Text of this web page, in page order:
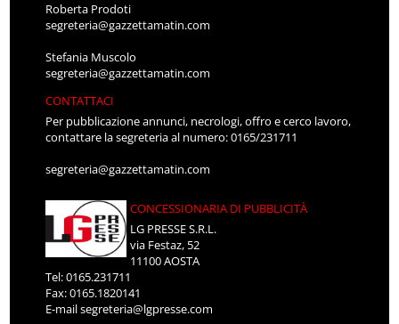
Roberta Prodoti
segreteria@gazzettamatin.com
Stefania Muscolo
segreteria@gazzettamatin.com
CONTATTACI
Per pubblicazione annunci, necrologi, offro e cerco lavoro,
contattare la segreteria al numero: 0165/231711
segreteria@gazzettamatin.com
CONCESSIONARIA DI PUBBLICITÀ
LG PRESSE S.R.L.
via Festaz, 52
11100 AOSTA
Tel: 0165.231711
Fax: 0165.1820141
E-mailsegreteria@lgpresse.com